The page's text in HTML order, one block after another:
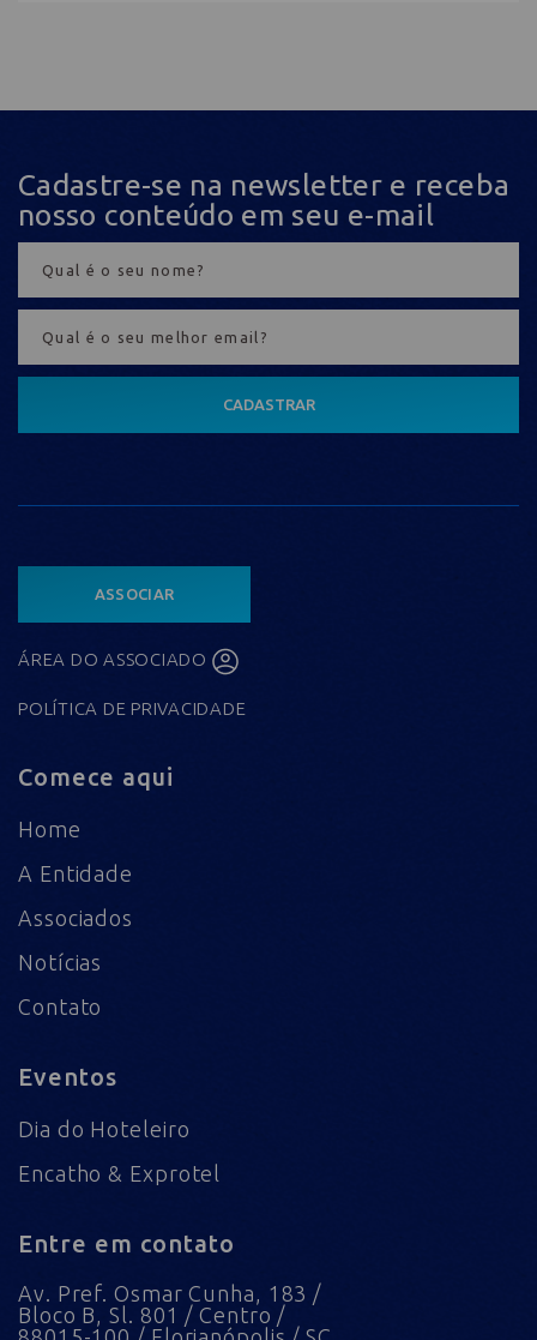
Cadastre-se na newsletter e receba
nosso conteúdo em seu e-mail
CADASTRAR
ASSOCIAR
ÁREA DO ASSOCIADO
POLÍTICA DE PRIVACIDADE
Comece aqui
Home
A Entidade
Associados
Notícias
Contato
Eventos
Dia do Hoteleiro
Encatho & Exprotel
Entre em contato
Av. Pref. Osmar Cunha, 183 /
Bloco B, Sl. 801 / Centro /